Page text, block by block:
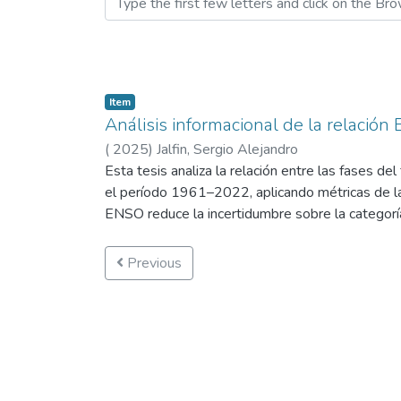
Item
Análisis informacional de la relación
( 2025) Jalfin, Sergio Alejandro
Esta tesis analiza la relación entre las fases
el período 1961–2022, aplicando métricas de
ENSO reduce la incertidumbre sobre la
entropía, la información mutua, el coeficiente
sobre una base de 62 años, construyendo
indicando una señal más definida y
Neutral y Niño se asocian con condiciones
Previous